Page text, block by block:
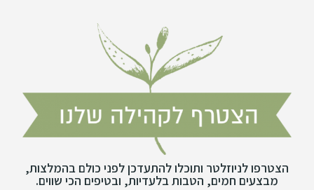
הצטרפו לניוזלטר ותוכלו להתעדכן לפני כולם בהמלצות,
מבצעים חמים, הטבות בלעדיות, ובטיפים הכי שווים.